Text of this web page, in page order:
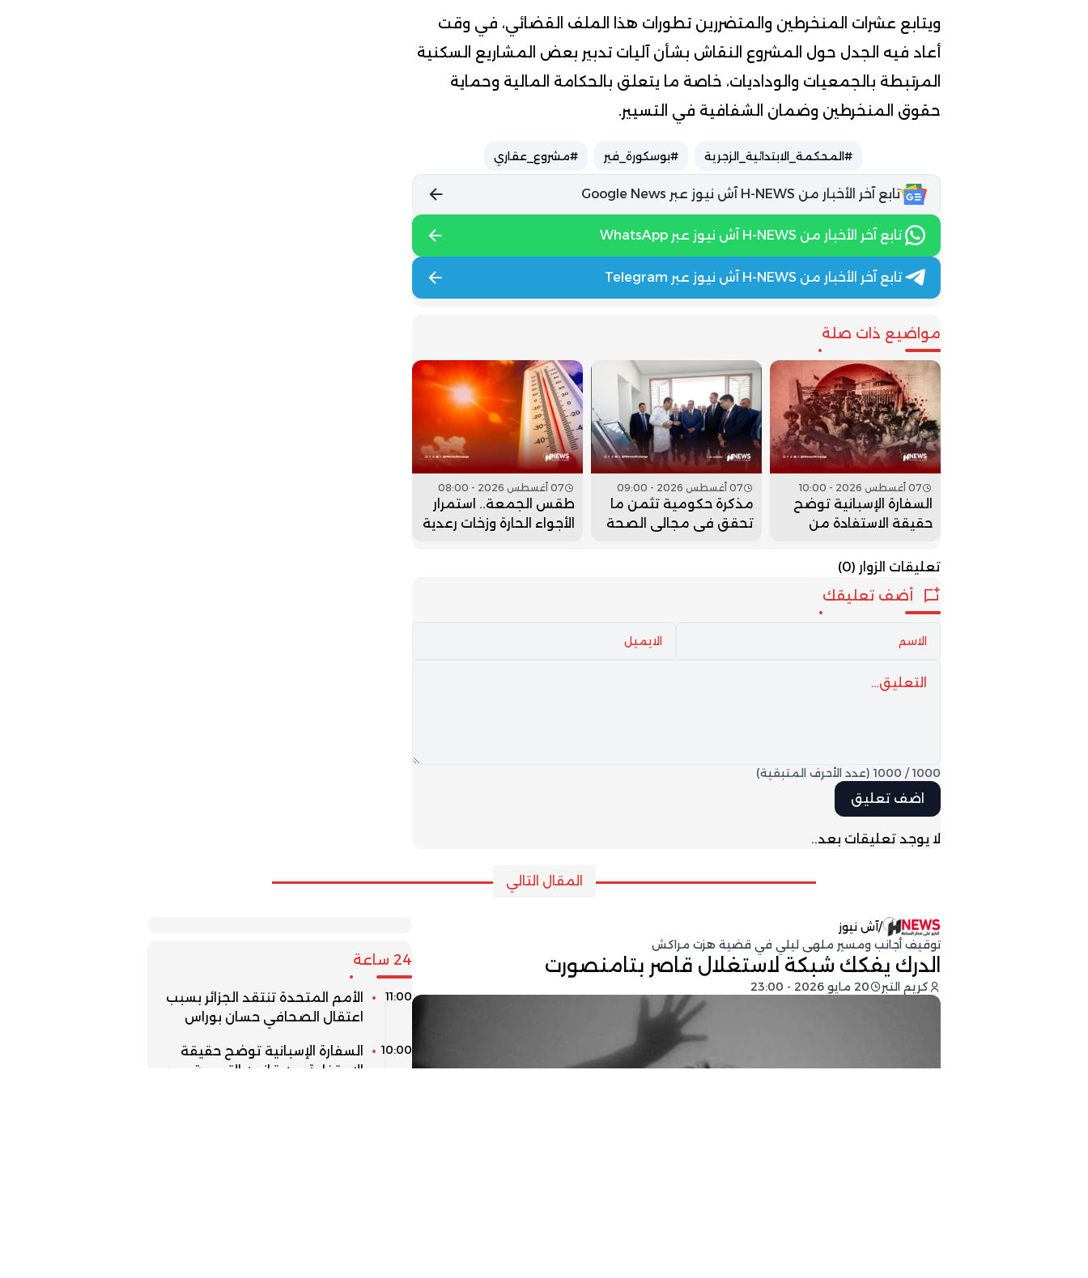
ويتابع عشرات المنخرطين والمتضررين تطورات هذا الملف القضائي، في وقت
أعاد فيه الجدل حول المشروع النقاش بشأن آليات تدبير بعض المشاريع السكنية
المرتبطة بالجمعيات والوداديات، خاصة ما يتعلق بالحكامة المالية وحماية
حقوق المنخرطين وضمان الشفافية في التسيير.
#المحكمة_الابتدائية_الزجرية #بوسكورة_فير #مشروع_عقاري
تابع آخر الأخبار من H-NEWS آش نيوز عبر Google News
تابع آخر الأخبار من H-NEWS آش نيوز عبر WhatsApp
تابع آخر الأخبار من H-NEWS آش نيوز عبر Telegram
مواضيع ذات صلة
07 أغسطس 2026 - 10:00
السفارة الإسبانية توضح
حقيقة الاستفادة من
سبتة ومليلية
07 أغسطس 2026 - 09:00
مذكرة حكومية تثمن ما
تحقق في مجالي الصحة
07 أغسطس 2026 - 08:00
طقس الجمعة.. استمرار
الأجواء الحارة وزخات رعدية
تعليقات الزوار (0)
أضف تعليقك
1000
/
1000 (عدد الأحرف المتبقية)
لا يوجد تعليقات بعد..
المقال التالي
/آش نيوز
توقيف أجانب ومسير ملهى ليلي في قضية هزت مراكش
الدرك يفكك شبكة لاستغلال قاصر بتامنصورت
كريم التبر 20 مايو 2026 - 23:00
24 ساعة
11:00
الأمم المتحدة تنتقد الجزائر بسبب
اعتقال الصحافي حسان بوراس
10:00
السفارة الإسبانية توضح حقيقة
الاستفادة من قانون التسوية بعد